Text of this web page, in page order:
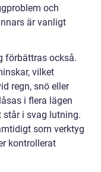
och
är vanligt
förbättras också.
vilket
regn, snö eller
i flera lägen
står i svag lutning.
som verktyg
kontrollerat